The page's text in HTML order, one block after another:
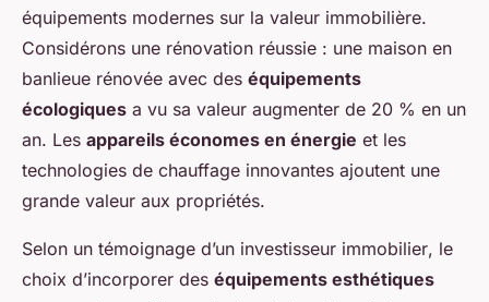
équipements modernes sur la valeur immobilière.
Considérons une rénovation réussie : une maison en
banlieue rénovée avec des équipements
écologiques a vu sa valeur augmenter de 20 % en un
an. Les appareils économes en énergie et les
technologies de chauffage innovantes ajoutent une
grande valeur aux propriétés.
Selon un témoignage d’un investisseur immobilier, le
choix d’incorporer des équipements esthétiques